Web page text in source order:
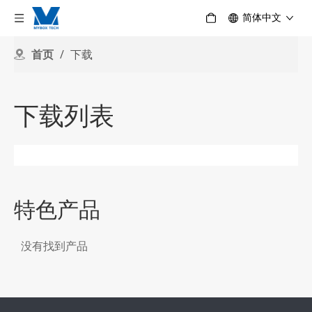
简体中文
首页 / 下载
下载列表
特色产品
没有找到产品